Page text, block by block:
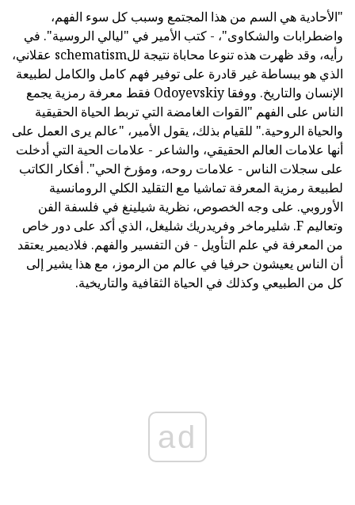
"الأحادية هي السم من هذا المجتمع وسبب كل سوء الفهم،
واضطرابات والشكاوى"، - كتب الأمير في "ليالي الروسية". في
رأيه، وقد ظهرت هذه تنوعا محاباة نتيجة للschematism عقلاني،
الذي هو ببساطة غير قادرة على توفير فهم كامل والكامل لطبيعة
الإنسان والتاريخ. ووفقا Odoyevskiy فقط معرفة رمزية يجمع
الناس على الفهم "القوات الغامضة التي تربط الحياة الحقيقية
والحياة الروحية." للقيام بذلك، يقول الأمير، "عالم يرى العمل على
أنها علامات العالم الحقيقي، والشاعر - علامات الحية التي أدخلت
على سجلات الناس - علامات روحه، ومؤرخ الحي". أفكار الكاتب
لطبيعة رمزية المعرفة تماشيا مع التقليد الكلي الرومانسية
الأوروبي. على وجه الخصوص، نظرية شيلينغ في فلسفة الفن
وتعاليم F. شليرماخر وفريدريك شليغل، الذي أكد على دور خاص
من المعرفة في علم التأويل - فن التفسير والفهم. فلاديمير يعتقد
أن الناس يعيشون حرفيا في عالم من الرموز، مع هذا يشير إلى
كل من الطبيعي وكذلك في الحياة الثقافية والتاريخية.
ad